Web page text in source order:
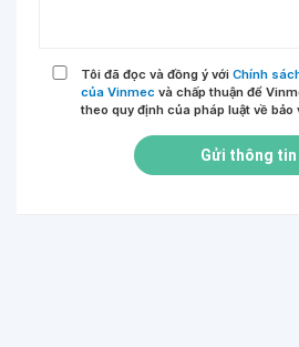
Tôi đã đọc và đồng ý với Chính
của Vinmec và chấp thuận để
theo quy định của pháp luật về bảo
Gửi thông tin